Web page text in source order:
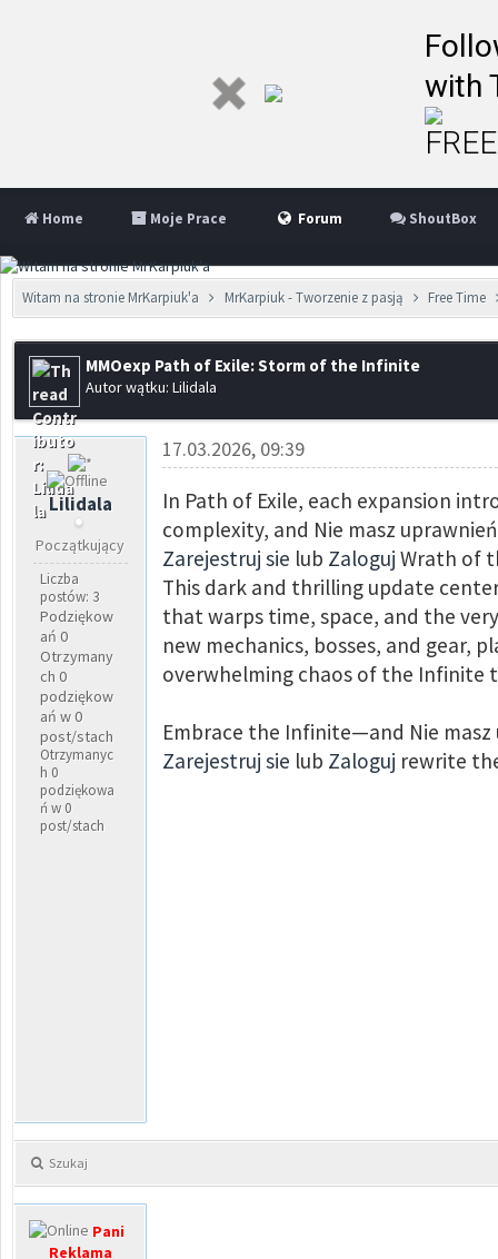
with
Home Moje Prace Forum ShoutBox
Witam na stronie MrKarpiuk'a MrKarpiuk - Tworzenie z pasją Free Time
MMOexp Path of Exile: Storm of the Infinite
Autor wątku: Lilidala
Lilidala
Początkujący
Liczba
postów: 3
Podziękow
ań 0
Otrzymany
ch 0
podziękow
ań w 0
post/stach
Otrzymanyc
h 0
podziękowa
ń w 0
post/stach
17.03.2026, 09:39
In Path of Exile, each expansion
complexity, and Nie masz
Zarejestruj sie lub Zaloguj Wrath of
This dark and thrilling update
that warps time, space, and the
new mechanics, bosses, and gear,
overwhelming chaos of the Infinite
Embrace the Infinite—and Nie
Zarejestruj sie lub Zaloguj rewrite
Szukaj
Pani
Reklama